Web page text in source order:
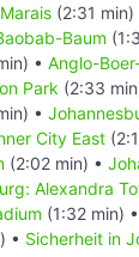
(2:31 min)
Baum
• Anglo-
Park (2:33
•
City East
(2:02 min) •
Alexandra
(1:32 min) •
• Sicherheit in